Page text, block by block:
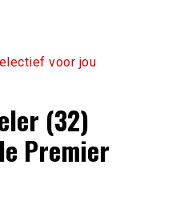
voor jou
(32)
Premier